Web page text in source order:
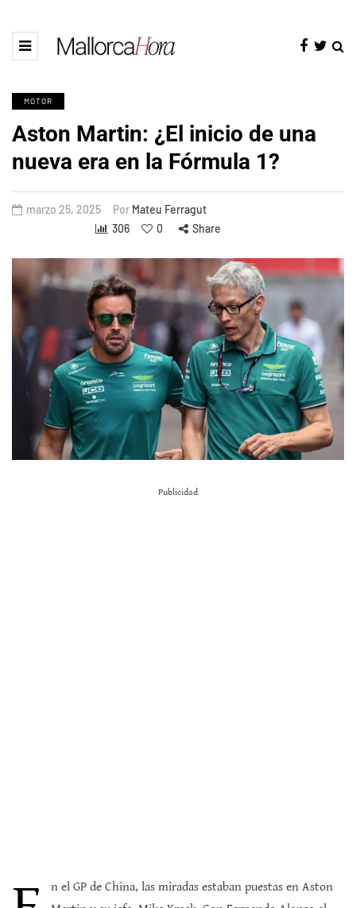
MOTOR
Aston Martin: ¿El inicio de una
nueva era en la Fórmula 1?
marzo 25, 2025 Por Mateu Ferragut
306
0 Share
Publicidad
n el GP de China, las miradas estaban puestas en Aston